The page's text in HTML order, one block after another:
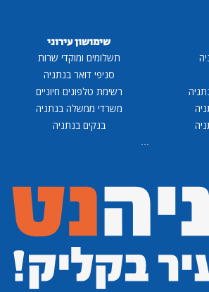
שימושון עירוני
תשלומים ומוקדי שרות
סניפי דואר בנתניה
רשימת טלפונים חיוניים
משרדי ממשלה בנתניה
בנקים בנתניה